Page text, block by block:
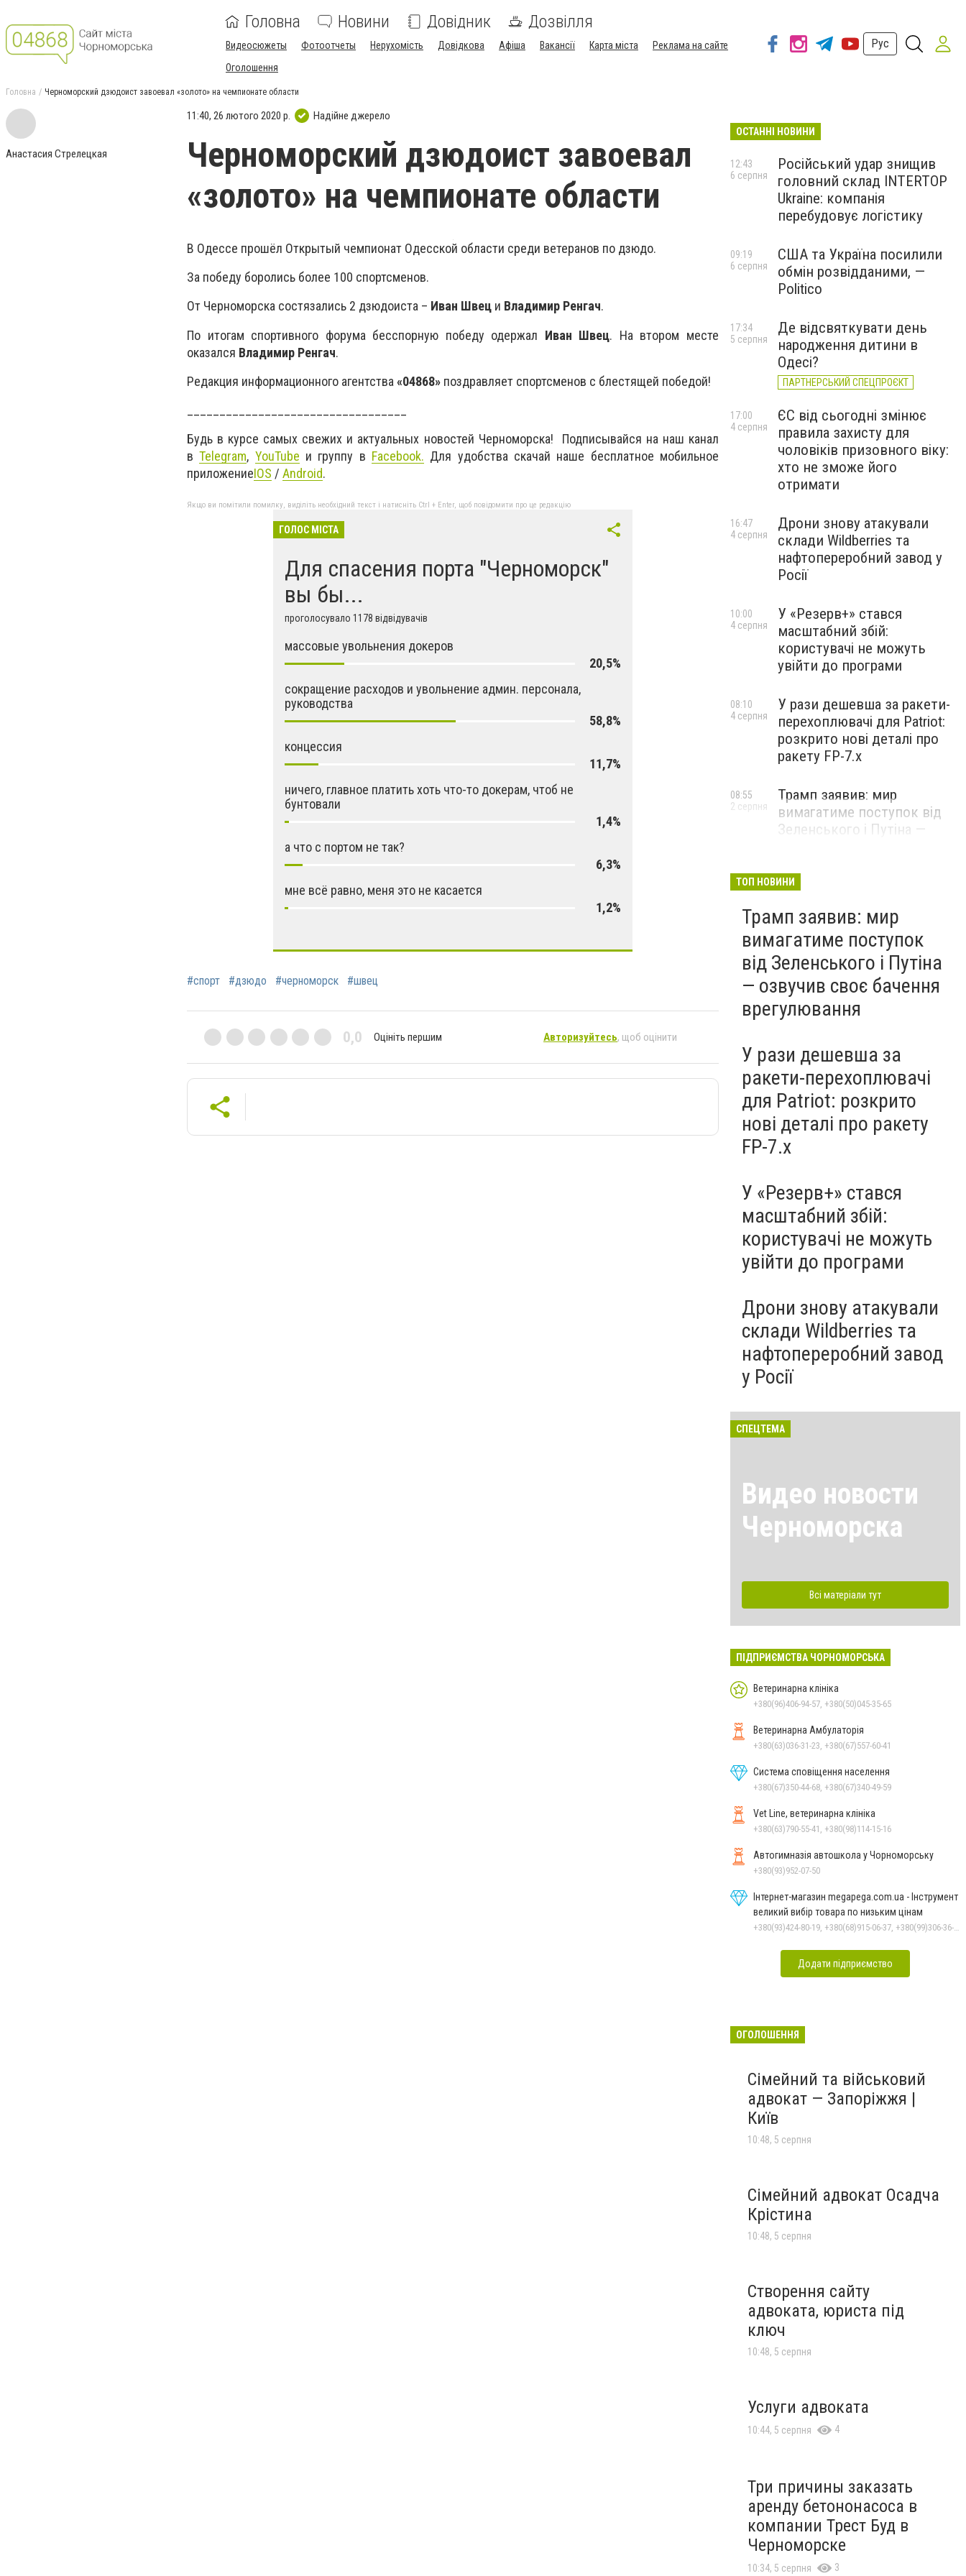
Головна Новини Довідник Дозвілля
Видеосюжеты Фотоотчеты Нерухомість Довідкова Афіша Вакансії Карта міста
Реклама на сайте
Оголошення
Рус
Головна Черноморский дзюдоист завоевал «золото» на чемпионате области
Анастасия Стрелецкая
11:40, 26 лютого 2020 р. Надійне джерело
Черноморский дзюдоист завоевал
«золото» на чемпионате области
В Одессе прошёл Открытый чемпионат Одесской области среди ветеранов по дзюдо.
За победу боролись более 100 спортсменов.
От Черноморска состязались 2 дзюдоиста – Иван Швец и Владимир Ренгач.
По итогам спортивного форума бесспорную победу одержал Иван Швец. На втором месте
оказался Владимир Ренгач.
Редакция информационного агентства «04868» поздравляет спортсменов с блестящей победой!
Будь в курсе самых свежих и актуальных новостей Черноморска! Подписывайся на наш канал
вTelegram, YouTube и группу в Facebook. Для удобства скачай наше бесплатное мобильное
приложениеIOS / Android.
Якщо ви помітили помилку, виділіть необхідний текст і натисніть Ctrl + Enter, щоб повідомити про це редакцію
ГОЛОС МІСТА
Для спасения порта "Черноморск"
вы бы...
проголосувало 1178 відвідувачів
массовые увольнения докеров
20,5%
сокращение расходов и увольнение админ. персонала,
руководства
58,8%
концессия
11,7%
ничего, главное платить хоть что-то докерам, чтоб не
бунтовали
1,4%
а что с портом не так?
6,3%
мне всё равно, меня это не касается
1,2%
#спорт #дзюдо #черноморск #швец
0,0 Оцініть першим Авторизуйтесь, щоб оцінити
ОСТАННІ НОВИНИ
Російський удар знищив
головний склад INTERTOP
Ukraine: компанія
перебудовує логістику
12:43
6 серпня
США та Україна посилили
обмін розвідданими, —
Politico
09:19
6 серпня
Де відсвяткувати день
народження дитини в
Одесі?
ПАРТНЕРСЬКИЙ СПЕЦПРОЄКТ
17:34
5 серпня
ЄС від сьогодні змінює
правила захисту для
чоловіків призовного віку:
хто не зможе його
отримати
17:00
4 серпня
Дрони знову атакували
склади Wildberries та
нафтопереробний завод у
Росії
16:47
4 серпня
У «Резерв+» стався
масштабний збій:
користувачі не можуть
увійти до програми
10:00
4 серпня
У рази дешевша за ракети-
перехоплювачі для Patriot:
розкрито нові деталі про
ракету FP-7.x
08:10
4 серпня
Трамп заявив: мир
вимагатиме поступок від
Зеленського і Путіна —
08:55
2 серпня
ТОП НОВИНИ
Трамп заявив: мир
вимагатиме поступок
від Зеленського і Путіна
— озвучив своє бачення
врегулювання
У рази дешевша за
ракети-перехоплювачі
для Patriot: розкрито
нові деталі про ракету
FP-7.x
У «Резерв+» стався
масштабний збій:
користувачі не можуть
увійти до програми
Дрони знову атакували
склади Wildberries та
нафтопереробний завод
у Росії
СПЕЦТЕМА
Видео новости
Черноморска
Всі матеріали тут
ПІДПРИЄМСТВА ЧОРНОМОРСЬКА
Ветеринарна клініка
+380(96)406-94-57, +380(50)045-35-65
Ветеринарна Амбулаторія
+380(63)036-31-23, +380(67)557-60-41
Система сповіщення населення
+380(67)350-44-68, +380(67)340-49-59
Vet Line, ветеринарна клініка
+380(63)790-55-41, +380(98)114-15-16
Автогимназія автошкола у Чорноморську
+380(93)952-07-50
Інтернет-магазин megapega.com.ua - Інструмент
великий вибір товара по низьким цінам
Додати підприємство
ОГОЛОШЕННЯ
Сімейний та військовий
адвокат — Запоріжжя |
Київ
10:48, 5 серпня
Сімейний адвокат Осадча
Крістина
10:48, 5 серпня
Створення сайту
адвоката, юриста під
ключ
10:48, 5 серпня
Услуги адвоката
10:44, 5 серпня 4
Три причины заказать
аренду бетононасоса в
компании Трест Буд в
Черноморске
10:34, 5 серпня 3